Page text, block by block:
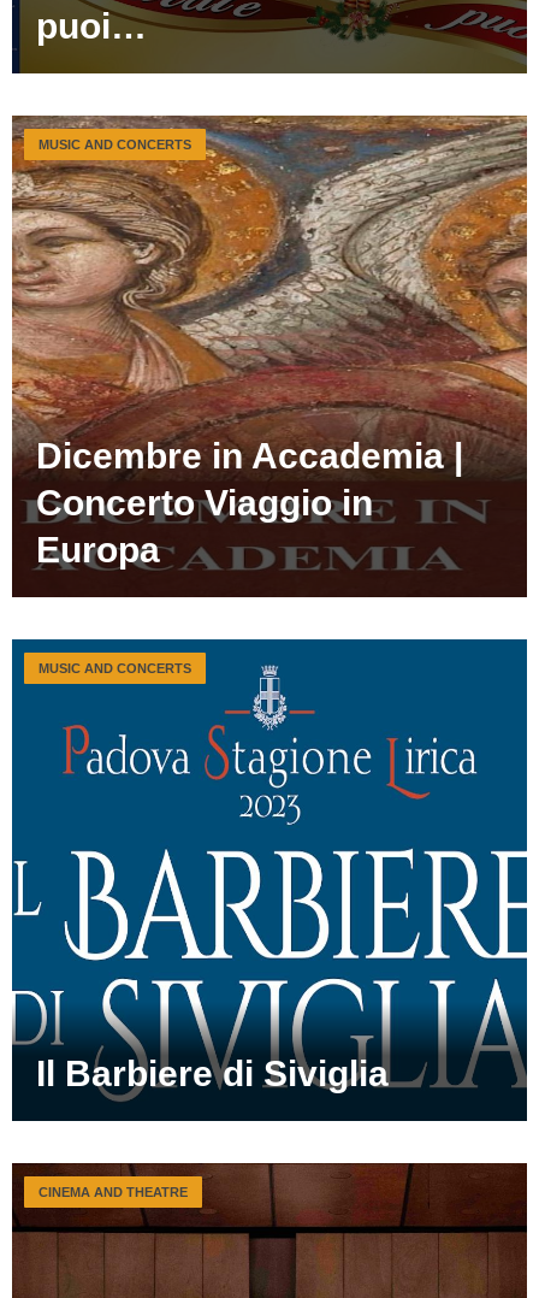
puoi…
Dicembre in Accademia |
Concerto Viaggio in
Europa
MUSIC AND CONCERTS
Il Barbiere di Siviglia
MUSIC AND CONCERTS
CINEMA AND THEATRE